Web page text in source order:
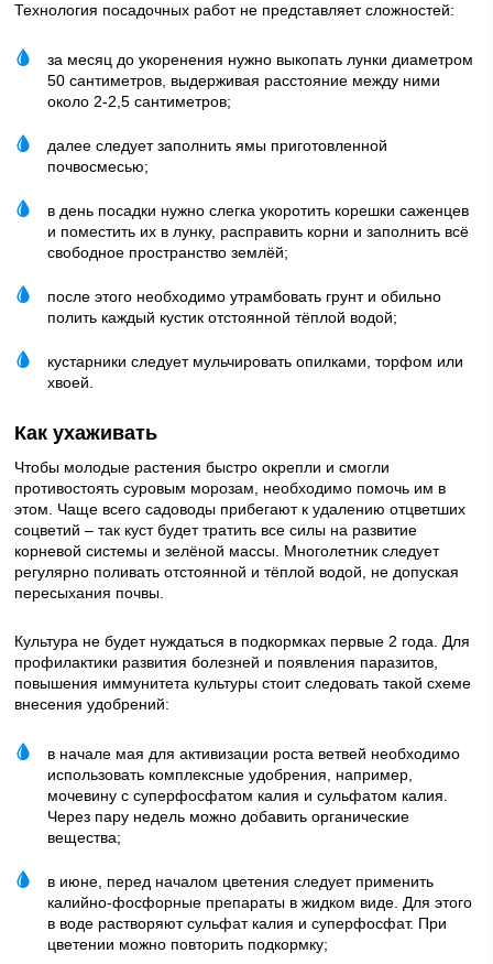
Технология посадочных работ не представляет сложностей:
за месяц до укоренения нужно выкопать лунки диаметром
50 сантиметров, выдерживая расстояние между ними
около 2-2,5 сантиметров;
далее следует заполнить ямы приготовленной
почвосмесью;
в день посадки нужно слегка укоротить корешки саженцев
и поместить их в лунку, расправить корни и заполнить всё
свободное пространство землёй;
после этого необходимо утрамбовать грунт и обильно
полить каждый кустик отстоянной тёплой водой;
кустарники следует мульчировать опилками, торфом или
хвоей.
Как ухаживать
Чтобы молодые растения быстро окрепли и смогли
противостоять суровым морозам, необходимо помочь им в
этом. Чаще всего садоводы прибегают к удалению отцветших
соцветий – так куст будет тратить все силы на развитие
корневой системы и зелёной массы. Многолетник следует
регулярно поливать отстоянной и тёплой водой, не допуская
пересыхания почвы.
Культура не будет нуждаться в подкормках первые 2 года. Для
профилактики развития болезней и появления паразитов,
повышения иммунитета культуры стоит следовать такой схеме
внесения удобрений:
в начале мая для активизации роста ветвей необходимо
использовать комплексные удобрения, например,
мочевину с суперфосфатом калия и сульфатом калия.
Через пару недель можно добавить органические
вещества;
в июне, перед началом цветения следует применить
калийно-фосфорные препараты в жидком виде. Для этого
в воде растворяют сульфат калия и суперфосфат. При
цветении можно повторить подкормку;